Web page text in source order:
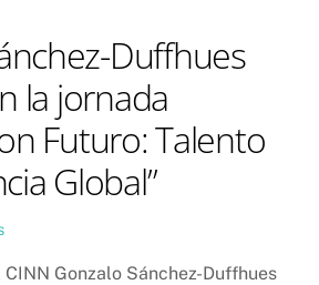
Duffhues
la jornada
Futuro: Talento
Global”
Gonzalo Sánchez-Duffhues